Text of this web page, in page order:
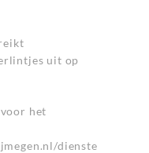
uit op
het
dienste